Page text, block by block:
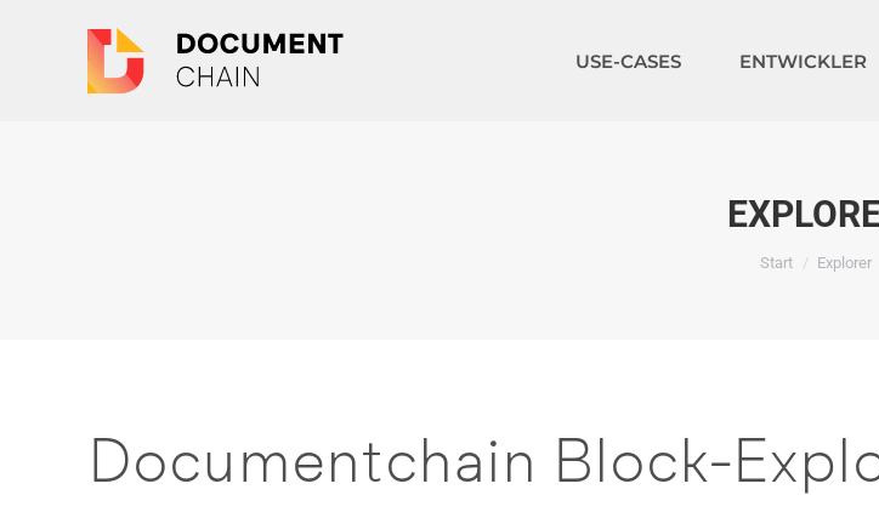
USE-CASES ENTWICKLER
Sie
Start Explorer
Documentchain Block-